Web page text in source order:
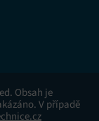
Obsah je
V případě